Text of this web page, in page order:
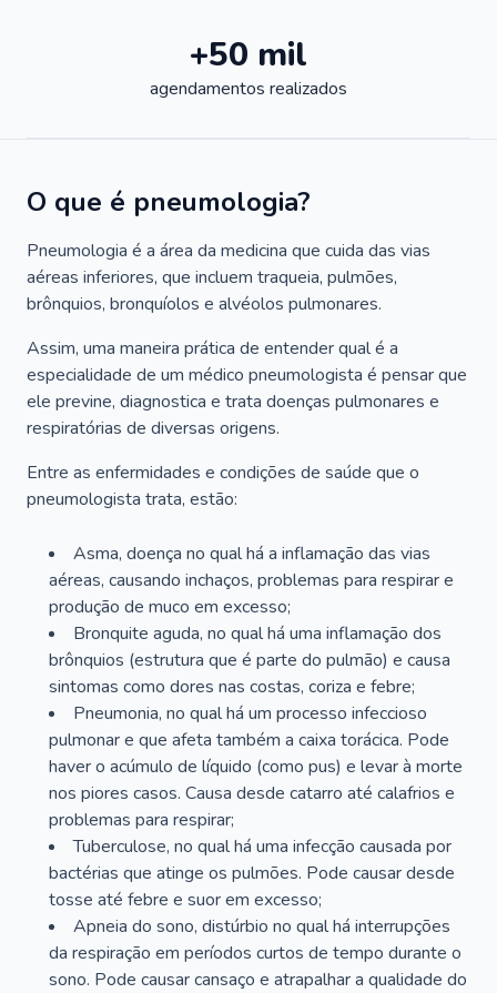
+50 mil
agendamentos realizados
O que é pneumologia?
Pneumologia é a área da medicina que cuida das vias
aéreas inferiores, que incluem traqueia, pulmões,
brônquios, bronquíolos e alvéolos pulmonares.
Assim, uma maneira prática de entender qual é a
especialidade de um médico pneumologista é pensar que
ele previne, diagnostica e trata doenças pulmonares e
respiratórias de diversas origens.
Entre as enfermidades e condições de saúde que o
pneumologista trata, estão:
Asma, doença no qual há a inflamação das vias
aéreas, causando inchaços, problemas para respirar e
produção de muco em excesso;
Bronquite aguda, no qual há uma inflamação dos
brônquios (estrutura que é parte do pulmão) e causa
sintomas como dores nas costas, coriza e febre;
Pneumonia, no qual há um processo infeccioso
pulmonar e que afeta também a caixa torácica. Pode
haver o acúmulo de líquido (como pus) e levar à morte
nos piores casos. Causa desde catarro até calafrios e
problemas para respirar;
Tuberculose, no qual há uma infecção causada por
bactérias que atinge os pulmões. Pode causar desde
tosse até febre e suor em excesso;
Apneia do sono, distúrbio no qual há interrupções
da respiração em períodos curtos de tempo durante o
sono. Pode causar cansaço e atrapalhar a qualidade do